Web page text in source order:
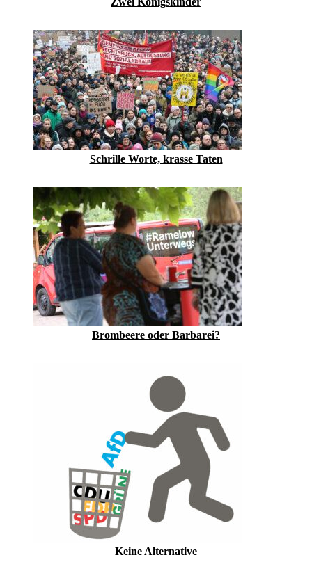
Schrille Worte, krasse Taten
Brombeere oder Barbarei?
Keine Alternative